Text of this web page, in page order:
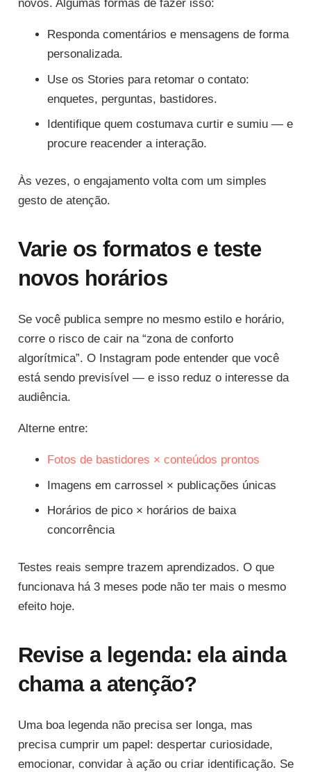
novos. Algumas formas de fazer isso:
Responda comentários e mensagens de forma
personalizada.
Use os Stories para retomar o contato:
enquetes, perguntas, bastidores.
Identifique quem costumava curtir e sumiu — e
procure reacender a interação.
Às vezes, o engajamento volta com um simples
gesto de atenção.
Varie os formatos e teste
novos horários
Se você publica sempre no mesmo estilo e horário,
corre o risco de cair na “zona de conforto
algorítmica”. O Instagram pode entender que você
está sendo previsível — e isso reduz o interesse da
audiência.
Alterne entre:
Fotos de bastidores × conteúdos prontos
Imagens em carrossel × publicações únicas
Horários de pico × horários de baixa
concorrência
Testes reais sempre trazem aprendizados. O que
funcionava há 3 meses pode não ter mais o mesmo
efeito hoje.
Revise a legenda: ela ainda
chama a atenção?
Uma boa legenda não precisa ser longa, mas
precisa cumprir um papel: despertar curiosidade,
emocionar, convidar à ação ou criar identificação. Se